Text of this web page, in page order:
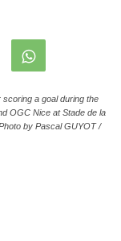
a goal during the
OGC Nice at Stade de la
by Pascal GUYOT /